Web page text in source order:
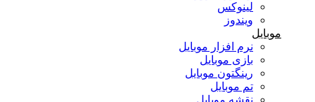
لینوکس
ویندوز
نرم افزار موبایل
بازی موبایل
رینگتون موبایل
تم موبایل
نقشه موبایل